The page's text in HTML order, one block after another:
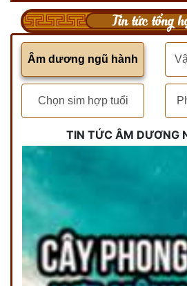
Tin tức tổng
Âm dương ngũ hành
Chọn sim hợp tuổi
TIN TỨC ÂM DƯƠNG